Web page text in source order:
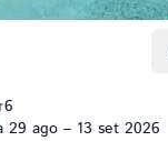
6
29 ago – 13 set 2026